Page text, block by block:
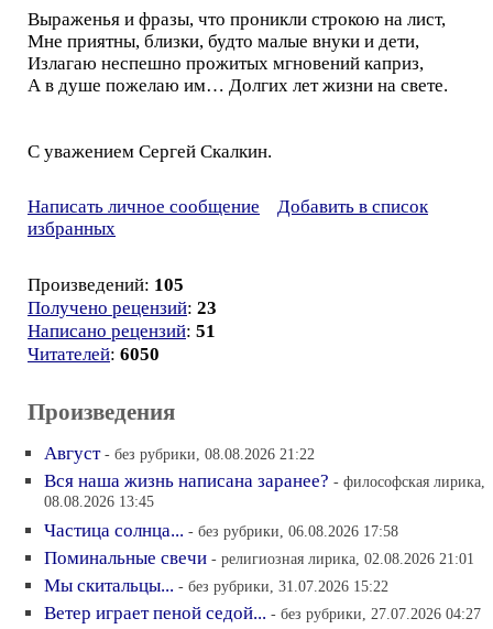
Выраженья и фразы, что проникли строкою на лист,
Мне приятны, близки, будто малые внуки и дети,
Излагаю неспешно прожитых мгновений каприз,
А в душе пожелаю им… Долгих лет жизни на свете.
С уважением Сергей Скалкин.
Написать личное сообщение
Добавить в список
избранных
Произведений: 105
Получено рецензий: 23
Написано рецензий: 51
Читателей: 6050
Произведения
Август - без рубрики, 08.08.2026 21:22
Вся наша жизнь написана заранее? - философская лирика,
08.08.2026 13:45
Частица солнца... - без рубрики, 06.08.2026 17:58
Поминальные свечи - религиозная лирика, 02.08.2026 21:01
Мы скитальцы... - без рубрики, 31.07.2026 15:22
Ветер играет пеной седой... - без рубрики, 27.07.2026 04:27